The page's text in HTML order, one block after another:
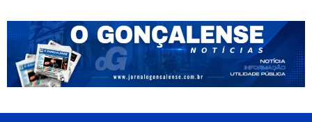
to
content